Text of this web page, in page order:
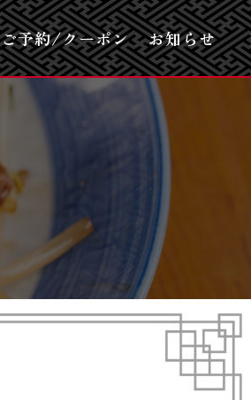
ご予約/クーポン お知らせ